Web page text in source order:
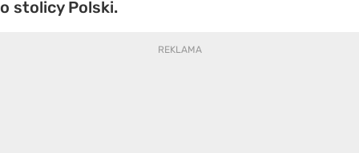
o stolicy Polski.